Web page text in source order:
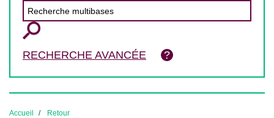
RECHERCHE AVANCÉE
Accueil Retour